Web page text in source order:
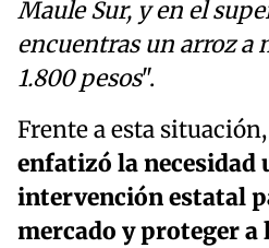
Maule Sur, y en el
encuentras un arroz a
1.800 pesos".
Frente a esta situación,
enfatizó la necesidad
intervención estatal
mercado y proteger